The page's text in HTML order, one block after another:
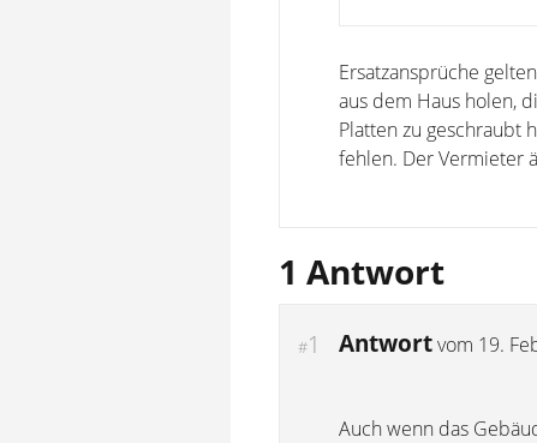
Ersatzansprüche
aus dem Haus holen,
Platten zu geschraubt
fehlen. Der Vermieter
1 Antwort
#1 Antwortvom 19.
Auch wenn das